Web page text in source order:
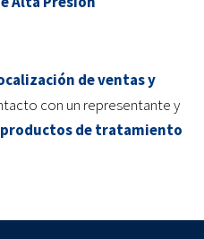
de ventas y
con un representante y
productos de tratamiento